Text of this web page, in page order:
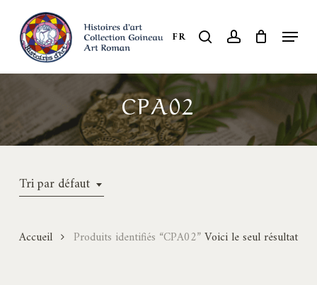
main
content
FR search account Menu
CPA02
Tri par défaut
Voici le seul résultat
Accueil Produits identifiés “CPA02”
Close